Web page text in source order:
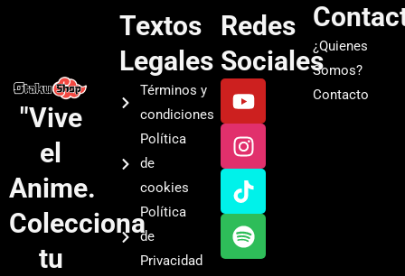
"Vive
el
Anime.
Colecciona
tu
Textos
Legales
Términos y
condiciones
Política
de
cookies
Política
de
Privacidad
Redes
Sociales
Y
o
u
t
u
b
e
I
n
s
t
a
g
r
a
T
i
k
t
o
k
S
p
o
t
i
f
y
¿Quienes
Somos?
Contacto